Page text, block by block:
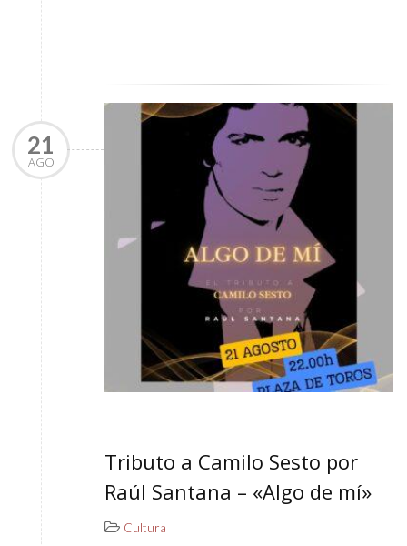
21
AGO
Tributo a Camilo Sesto por
Raúl Santana – «Algo de mí»
Cultura